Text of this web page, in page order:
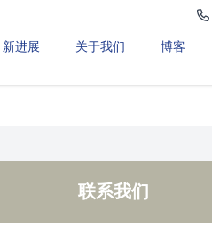
新进展 关于我们 博客
联系我们